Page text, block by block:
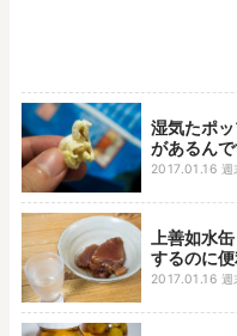
湿気たポ
があるん
2017.01.16 週
上善如水
するのに
2017.01.16 週